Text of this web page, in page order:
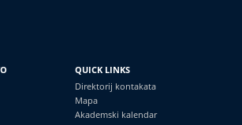
QUICK LINKS
Direktorij kontakata
Mapa
Akademski kalendar